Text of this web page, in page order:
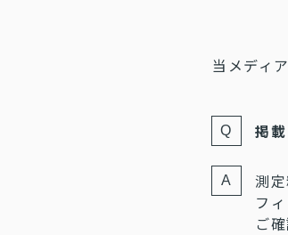
当メディ
掲
測
フ
ご